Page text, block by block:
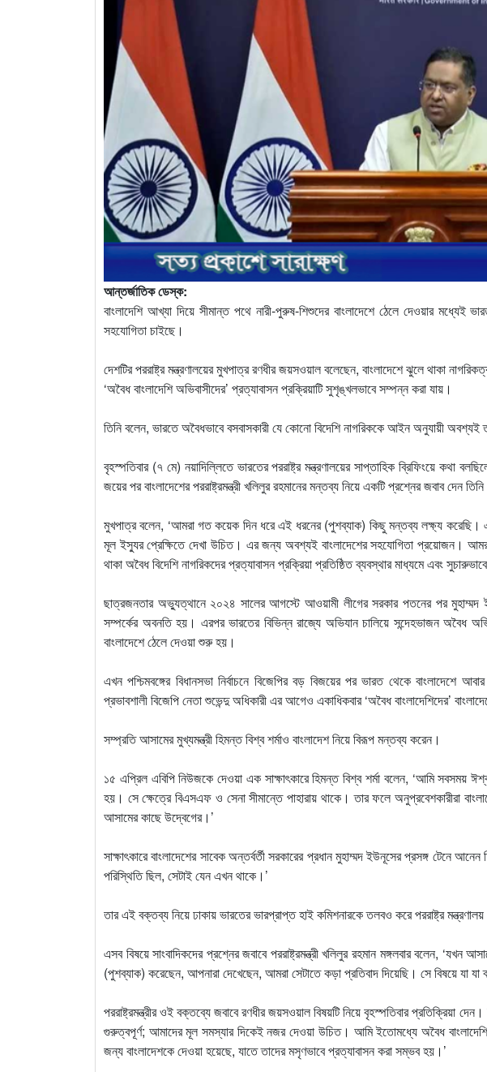
আন্তর্জাতিক ডেস্ক:
বাংলাদেশি আখ্যা দিয়ে সীমান্ত পথে নারী-পুরুষ-শিশুদের বাংলাদেশে ঠেলে দেওয়ার মধ্যেই
সহযোগিতা চাইছে।
দেশটির পররাষ্ট্র মন্ত্রণালয়ের মুখপাত্র রণধীর জয়সওয়াল বলেছেন, বাংলাদেশে ঝুলে থাকা
‘অবৈধ বাংলাদেশি অভিবাসীদের’ প্রত্যাবাসন প্রক্রিয়াটি সুশৃঙ্খলভাবে সম্পন্ন করা যায়।
তিনি বলেন, ভারতে অবৈধভাবে বসবাসকারী যে কোনো বিদেশি নাগরিককে আইন অনুযায়ী অবশ্যই
বৃহস্পতিবার (৭ মে) নয়াদিল্লিতে ভারতের পররাষ্ট্র মন্ত্রণালয়ের সাপ্তাহিক ব্রিফিংয়ে কথা
জয়ের পর বাংলাদেশের পররাষ্ট্রমন্ত্রী খলিলুর রহমানের মন্তব্য নিয়ে একটি প্রশ্নের জবাব দেন
মুখপাত্র বলেন, ‘আমরা গত কয়েক দিন ধরে এই ধরনের (পুশব্যাক) কিছু মন্তব্য লক্ষ্য করেছি।
মূল ইস্যুর প্রেক্ষিতে দেখা উচিত। এর জন্য অবশ্যই বাংলাদেশের সহযোগিতা প্রয়োজন।
থাকা অবৈধ বিদেশি নাগরিকদের প্রত্যাবাসন প্রক্রিয়া প্রতিষ্ঠিত ব্যবস্থার মাধ্যমে এবং
ছাত্রজনতার অভ্যুত্থানে ২০২৪ সালের আগস্টে আওয়ামী লীগের সরকার পতনের পর মুহাম্মদ
সম্পর্কের অবনতি হয়। এরপর ভারতের বিভিন্ন রাজ্যে অভিযান চালিয়ে সন্দেহভাজন অবৈধ
বাংলাদেশে ঠেলে দেওয়া শুরু হয়।
এখন পশ্চিমবঙ্গের বিধানসভা নির্বাচনে বিজেপির বড় বিজয়ের পর ভারত থেকে বাংলাদেশে
প্রভাবশালী বিজেপি নেতা শুভেন্দু অধিকারী এর আগেও একাধিকবার ‘অবৈধ বাংলাদেশিদের’
সম্প্রতি আসামের মুখ্যমন্ত্রী হিমন্ত বিশ্ব শর্মাও বাংলাদেশ নিয়ে বিরূপ মন্তব্য করেন।
১৫ এপ্রিল এবিপি নিউজকে দেওয়া এক সাক্ষাৎকারে হিমন্ত বিশ্ব শর্মা বলেন, ‘আমি সবসময়
হয়। সে ক্ষেত্রে বিএসএফ ও সেনা সীমান্তে পাহারায় থাকে। তার ফলে অনুপ্রবেশকারীরা
আসামের কাছে উদ্বেগের।’
সাক্ষাৎকারে বাংলাদেশের সাবেক অন্তর্বর্তী সরকারের প্রধান মুহাম্মদ ইউনূসের প্রসঙ্গ টেনে
পরিস্থিতি ছিল, সেটাই যেন এখন থাকে।’
তার এই বক্তব্য নিয়ে ঢাকায় ভারতের ভারপ্রাপ্ত হাই কমিশনারকে তলবও করে পররাষ্ট্র
এসব বিষয়ে সাংবাদিকদের প্রশ্নের জবাবে পররাষ্ট্রমন্ত্রী খলিলুর রহমান মঙ্গলবার বলেন, ‘যখন
(পুশব্যাক) করেছেন, আপনারা দেখেছেন, আমরা সেটাতে কড়া প্রতিবাদ দিয়েছি। সে বিষয়ে যা
পররাষ্ট্রমন্ত্রীর ওই বক্তব্যে জবাবে রণধীর জয়সওয়াল বিষয়টি নিয়ে বৃহস্পতিবার প্রতিক্রিয়া
গুরুত্বপূর্ণ; আমাদের মূল সমস্যার দিকেই নজর দেওয়া উচিত। আমি ইতোমধ্যে অবৈধ বাংলাদেশি
জন্য বাংলাদেশকে দেওয়া হয়েছে, যাতে তাদের মসৃণভাবে প্রত্যাবাসন করা সম্ভব হয়।’